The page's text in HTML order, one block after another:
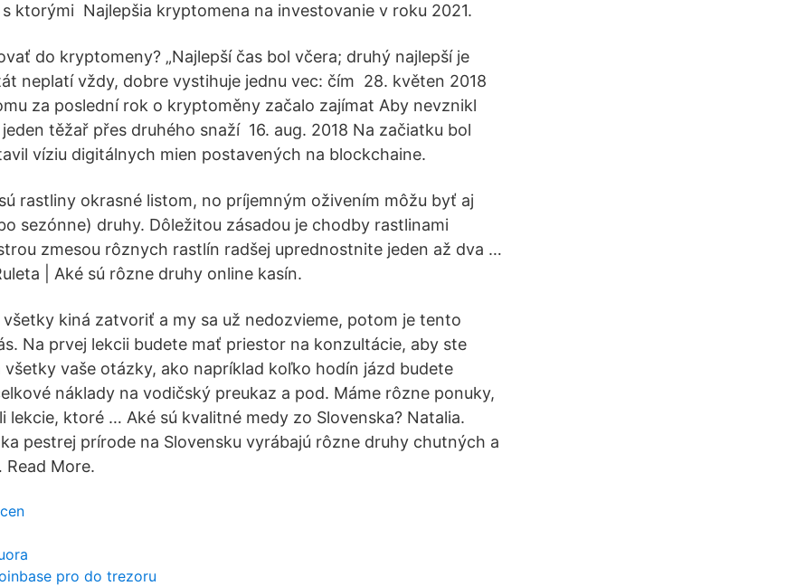
ktorými Najlepšia kryptomena na investovanie v roku 2021.
do kryptomeny? „Najlepší čas bol včera; druhý najlepší je
neplatí vždy, dobre vystihuje jednu vec: čím 28. květen 2018
za poslední rok o kryptoměny začalo zajímat Aby nevznikl
těžař přes druhého snaží 16. aug. 2018 Na začiatku bol
víziu digitálnych mien postavených na blockchaine.
sú rastliny okrasné listom, no príjemným oživením môžu byť aj
sezónne) druhy. Dôležitou zásadou je chodby rastlinami
zmesou rôznych rastlín radšej uprednostnite jeden až dva …
| Aké sú rôzne druhy online kasín.
kiná zatvoriť a my sa už nedozvieme, potom je tento
Na prvej lekcii budete mať priestor na konzultácie, aby ste
vaše otázky, ako napríklad koľko hodín jázd budete
náklady na vodičský preukaz a pod. Máme rôzne ponuky,
lekcie, ktoré … Aké sú kvalitné medy zo Slovenska? Natalia.
pestrej prírode na Slovensku vyrábajú rôzne druhy chutných a
More.
pro do trezoru